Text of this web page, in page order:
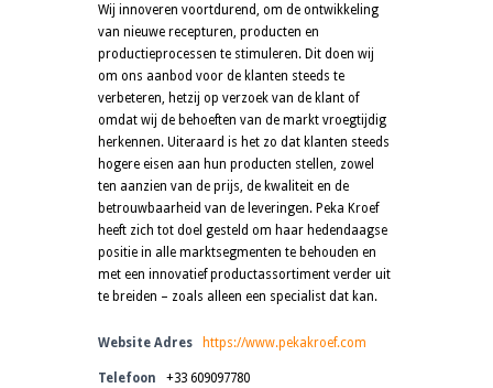
Wij innoveren voortdurend, om de ontwikkeling
van nieuwe recepturen, producten en
productieprocessen te stimuleren. Dit doen wij
om ons aanbod voor de klanten steeds te
verbeteren, hetzij op verzoek van de klant of
omdat wij de behoeften van de markt vroegtijdig
herkennen. Uiteraard is het zo dat klanten steeds
hogere eisen aan hun producten stellen, zowel
ten aanzien van de prijs, de kwaliteit en de
betrouwbaarheid van de leveringen. Peka Kroef
heeft zich tot doel gesteld om haar hedendaagse
positie in alle marktsegmenten te behouden en
met een innovatief productassortiment verder uit
te breiden – zoals alleen een specialist dat kan.
Website Adres https://www.pekakroef.com
Telefoon +33 609097780